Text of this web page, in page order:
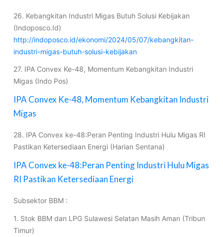
26. Kebangkitan Industri Migas Butuh Solusi Kebijakan
(Indoposco.Id)
http://indoposco.id/ekonomi/2024/05/07/kebangkitan-
industri-migas-butuh-solusi-kebijakan
27. IPA Convex Ke-48, Momentum Kebangkitan Industri
Migas (Indo Pos)
IPA Convex Ke-48, Momentum Kebangkitan Industri
Migas
28. IPA Convex ke-48:Peran Penting Industri Hulu Migas RI
Pastikan Ketersediaan Energi (Harian Sentana)
IPA Convex ke-48:Peran Penting Industri Hulu Migas
RI Pastikan Ketersediaan Energi
Subsektor BBM :
1. Stok BBM dan LPG Sulawesi Selatan Masih Aman (Tribun
Timur)